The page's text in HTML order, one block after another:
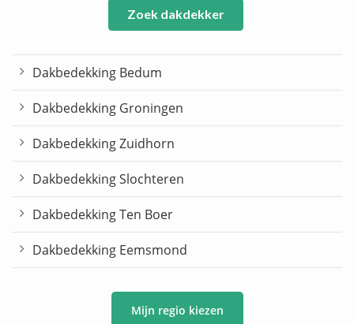
Zoek dakdekker
Dakbedekking Bedum
Dakbedekking Groningen
Dakbedekking Zuidhorn
Dakbedekking Slochteren
Dakbedekking Ten Boer
Dakbedekking Eemsmond
Mijn regio kiezen